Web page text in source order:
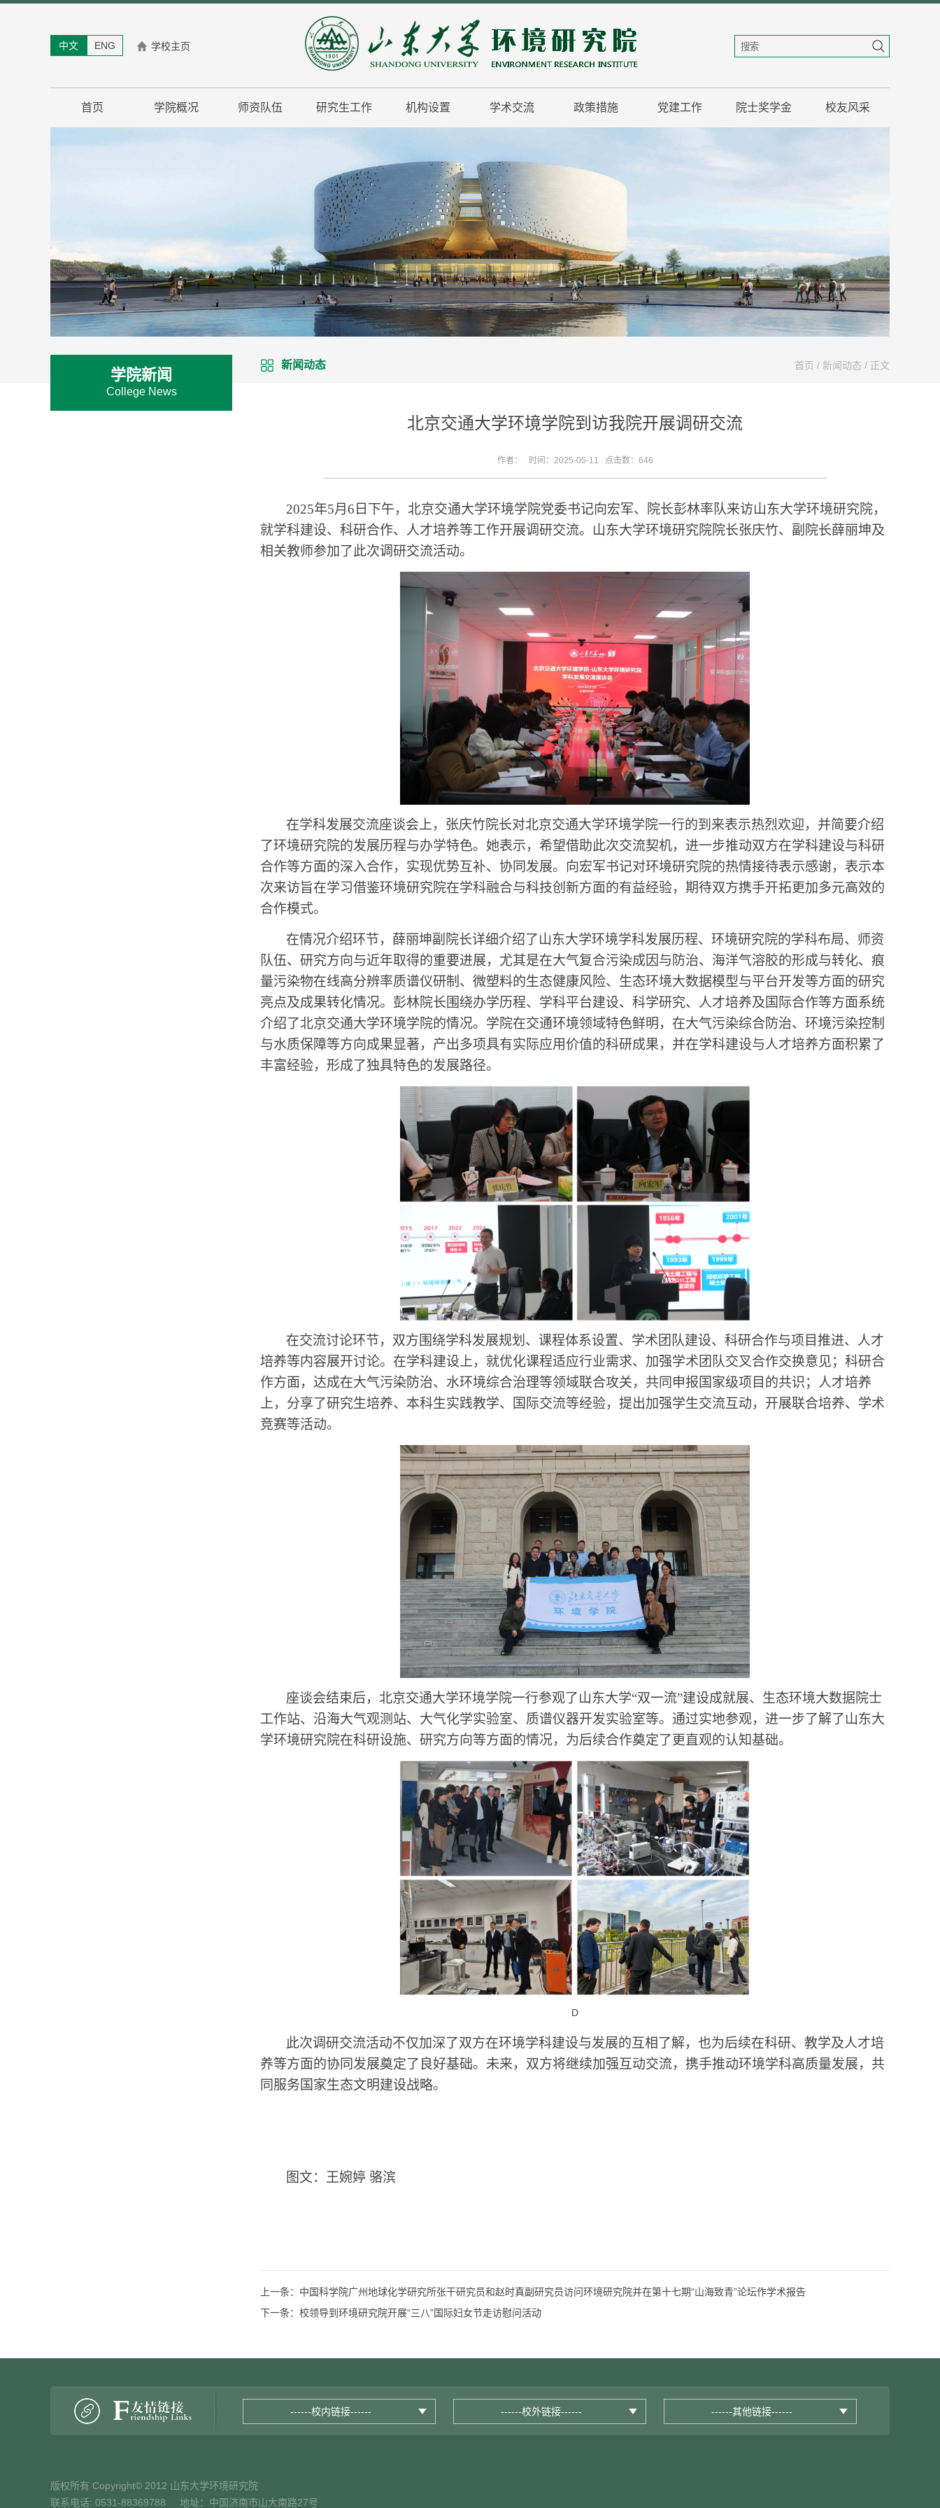
中文 ENG 学校主页
首页 学院概况 师资队伍 研究生工作 机构设置 学术交流 政策措施 党建工作 院士奖学金 校友风采
学院新闻
College News
新闻动态 首页 / 新闻动态 / 正文
北京交通大学环境学院到访我院开展调研交流
作者： 时间：2025-05-11 点击数： 646
2025年5月 6 日下午，北京交通大学环境学院党委书记向宏军、院长彭林率队来访山东大学环境研究院，
就学科建设、科研合作、人才培养等工作开展调研交流。山东大学环境研究院院长张庆竹、副院长薛丽坤及
相关教师参加了此次调研交流活动。
在学科发展交流座谈会上，张庆竹院长对北京交通大学环境学院一行的到来表示热烈欢迎，并简要介绍
了环境研究院的发展历程与办学特色。她表示，希望借助此次交流契机，进一步推动双方在学科建设与科研
合作等方面的深入合作，实现优势互补、协同发展。向宏军书记对环境研究院的热情接待表示感谢，表示本
次来访旨在学习借鉴环境研究院在学科融合与科技创新方面的有益经验，期待双方携手开拓更加多元高效的
合作模式。
在情况介绍环节，薛丽坤副院长详细介绍了山东大学环境学科发展历程、环境研究院的学科布局、师资
队伍、研究方向与近年取得的重要进展，尤其是在大气复合污染成因与防治、海洋气溶胶的形成与转化、痕
量污染物在线高分辨率质谱仪研制、微塑料的生态健康风险、生态环境大数据模型与平台开发等方面的研究
亮点及成果转化情况。彭林院长围绕办学历程、学科平台建设、科学研究、人才培养及国际合作等方面系统
介绍了北京交通大学环境学院的情况。学院在交通环境领域特色鲜明，在大气污染综合防治、环境污染控制
与水质保障等方向成果显著，产出多项具有实际应用价值的科研成果，并在学科建设与人才培养方面积累了
丰富经验，形成了独具特色的发展路径。
在交流讨论环节，双方围绕学科发展规划、课程体系设置、学术团队建设、科研合作与项目推进、人才
培养等内容展开讨论。在学科建设上，就优化课程适应行业需求、加强学术团队交叉合作交换意见；科研合
作方面，达成在大气污染防治、水环境综合治理等领域联合攻关，共同申报国家级项目的共识；人才培养
上，分享了研究生培养、本科生实践教学、国际交流等经验，提出加强学生交流互动，开展联合培养、学术
竞赛等活动。
座谈会结束后，北京交通大学环境学院一行参观了山东大学“双一流”建设成就展、生态环境大数据院士
工作站、沿海大气观测站、大气化学实验室、质谱仪器开发实验室等。通过实地参观，进一步了解了山东大
学环境研究院在科研设施、研究方向等方面的情况，为后续合作奠定了更直观的认知基础。
D
此次调研交流活动不仅加深了双方在环境学科建设与发展的互相了解，也为后续在科研、教学及人才培
养等方面的协同发展奠定了良好基础。未来，双方将继续加强互动交流，携手推动环境学科高质量发展，共
同服务国家生态文明建设战略。
图文：王婉婷 骆滨
上一条： 中国科学院广州地球化学研究所张干研究员和赵时真副研究员访问环境研究院并在第十七期“山海致青”论坛作学术报告
下一条： 校领导到环境研究院开展“三八”国际妇女节走访慰问活动
------校内链接------ ------校外链接------ ------其他链接------
版权所有 Copyright© 2012 山东大学环境研究院
联系电话: 0531-88369788 地址：中国济南市山大南路27号